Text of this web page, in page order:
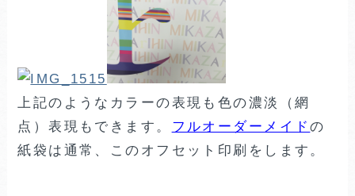
上記のようなカラーの表現も色の濃淡（網
点）表現もできます。 フルオーダーメイドの
紙袋は通常、このオフセット印刷をします。